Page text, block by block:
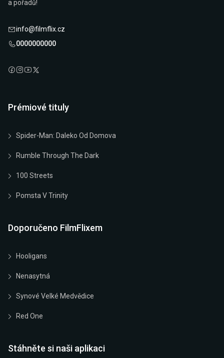
a pořadů!
info@filmflix.cz
0000000000
Prémiové tituly
Spider-Man: Daleko Od Domova
Rumble Through The Dark
100 Streets
Pomsta V Trinity
Doporučeno FilmFlixem
Hooligans
Nenasytná
Synové Velké Medvědice
Red One
Stáhněte si naši aplikaci